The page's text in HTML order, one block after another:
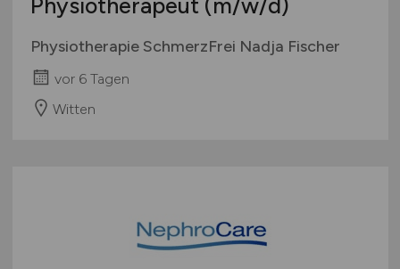
Physiotherapie SchmerzFrei Nadja Fischer
vor 6 Tagen
Witten